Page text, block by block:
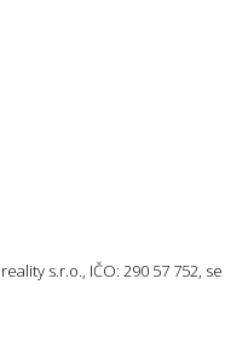
s.r.o., IČO: 290 57 752,